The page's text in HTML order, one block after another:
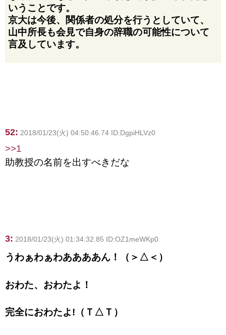
いうことです。
京大は今後、関係者の処分を行うとしていて、
山中所長も会見で自身の辞職の可能性について
言及しています。
52: 2018/01/23(火) 04:50:46.74 ID:DgpiHLVz0
>>1
助教授の名前を出すべきだな
3: 2018/01/23(火) 01:34:32.85 ID:OZ1meWKp0
うわぁわぁわああああん！（＞△＜）
おわた、おわたよ！
完全におわたよ!（Ｔ△Ｔ）